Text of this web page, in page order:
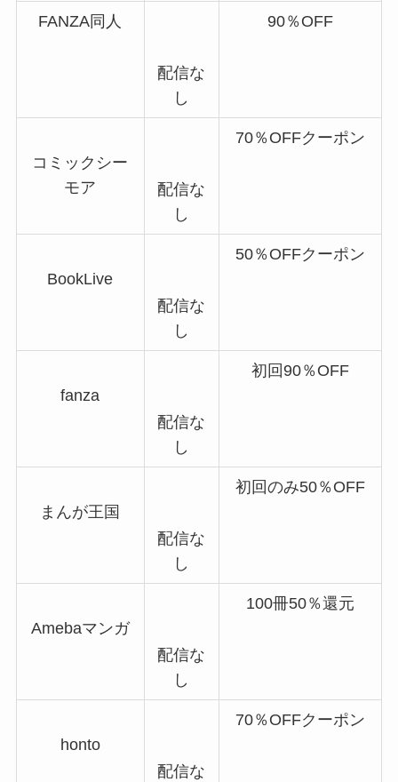
FANZA同人
配信な
し
90％OFF
コミックシー
モア
配信な
し
70％OFFクーポン
BookLive
配信な
し
50％OFFクーポン
fanza
配信な
し
初回90％OFF
まんが王国
配信な
し
初回のみ50％OFF
Amebaマンガ
配信な
し
100冊50％還元
honto
配信な
70％OFFクーポン